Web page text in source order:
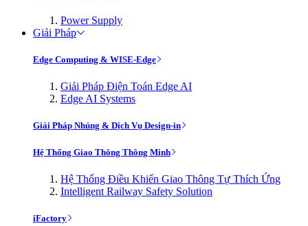
Power Supply
Giải Pháp
Edge Computing & WISE-Edge
Giải Pháp Điện Toán Edge AI
Edge AI Systems
Giải Pháp Nhúng & Dịch Vụ Design-in
Hệ Thống Giao Thông Thông Minh
Hệ Thống Điều Khiển Giao Thông Tự Thích Ứng
Intelligent Railway Safety Solution
iFactory